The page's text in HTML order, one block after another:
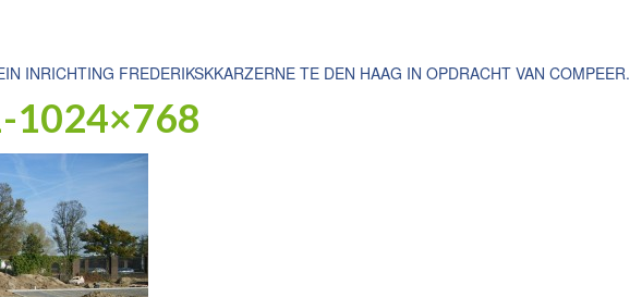
INRICHTING FREDERIKSKKARZERNE TE DEN HAAG IN OPDRACHT VAN COMPEER.
1024×768